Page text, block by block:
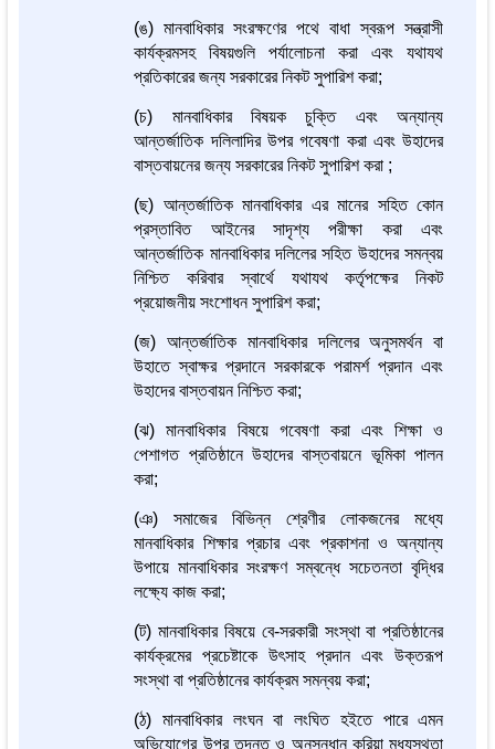
(ঙ) মানবাধিকার সংরক্ষণের পথে বাধা স্বরূপ সন্ত্রাসী
কার্যক্রমসহ বিষয়গুলি পর্যালোচনা করা এবং যথাযথ
প্রতিকারের জন্য সরকারের নিকট সুপারিশ করা;
(চ) মানবাধিকার বিষয়ক চুক্তি এবং অন্যান্য
আন্তর্জাতিক দলিলাদির উপর গবেষণা করা এবং উহাদের
বাস্তবায়নের জন্য সরকারের নিকট সুপারিশ করা ;
(ছ) আন্তর্জাতিক মানবাধিকার এর মানের সহিত কোন
প্রস্তাবিত আইনের সাদৃশ্য পরীক্ষা করা এবং
আন্তর্জাতিক মানবাধিকার দলিলের সহিত উহাদের সমন্বয়
নিশ্চিত করিবার স্বার্থে যথাযথ কর্তৃপক্ষের নিকট
প্রয়োজনীয় সংশোধন সুপারিশ করা;
(জ) আন্তর্জাতিক মানবাধিকার দলিলের অনুসমর্থন বা
উহাতে স্বাক্ষর প্রদানে সরকারকে পরামর্শ প্রদান এবং
উহাদের বাস্তবায়ন নিশ্চিত করা;
(ঝ) মানবাধিকার বিষয়ে গবেষণা করা এবং শিক্ষা ও
পেশাগত প্রতিষ্ঠানে উহাদের বাস্তবায়নে ভূমিকা পালন
করা;
(ঞ) সমাজের বিভিন্ন শ্রেণীর লোকজনের মধ্যে
মানবাধিকার শিক্ষার প্রচার এবং প্রকাশনা ও অন্যান্য
উপায়ে মানবাধিকার সংরক্ষণ সম্বন্ধে সচেতনতা বৃদ্ধির
লক্ষ্যে কাজ করা;
(ট) মানবাধিকার বিষয়ে বে-সরকারী সংস্থা বা প্রতিষ্ঠানের
কার্যক্রমের প্রচেষ্টাকে উৎসাহ প্রদান এবং উক্তরূপ
সংস্থা বা প্রতিষ্ঠানের কার্যক্রম সমন্বয় করা;
(ঠ) মানবাধিকার লংঘন বা লংঘিত হইতে পারে এমন
অভিযোগের উপর তদন্ত ও অনুসন্ধান করিয়া মধ্যস্থতা